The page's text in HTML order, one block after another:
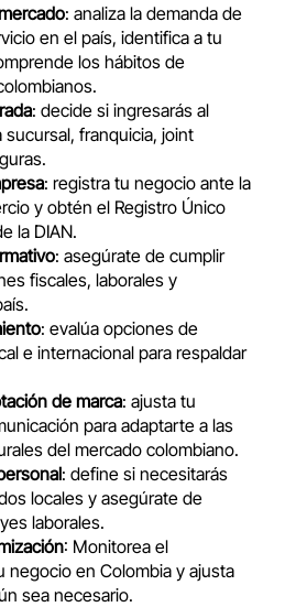
: analiza la demanda de
en el país, identifica a tu
los hábitos de
: decide si ingresarás al
franquicia, joint
: registra tu negocio ante la
y obtén el Registro Único
la DIAN.
: asegúrate de cumplir
fiscales, laborales y
: evalúa opciones de
e internacional para respaldar
de marca: ajusta tu
para adaptarte a las
del mercado colombiano.
: define si necesitarás
locales y asegúrate de
laborales.
: Monitorea el
negocio en Colombia y ajusta
sea necesario.